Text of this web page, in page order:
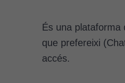
És una plataforma
que prefereixi
accés.